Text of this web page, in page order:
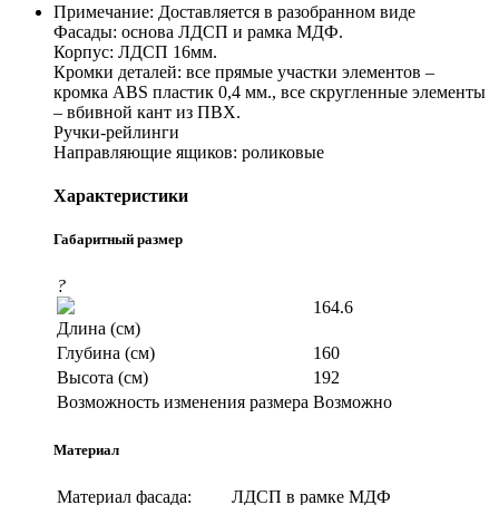
Примечание: Доставляется в разобранном виде
Фасады: основа ЛДСП и рамка МДФ.
Корпус: ЛДСП 16мм.
Кромки деталей: все прямые участки элементов –
кромка ABS пластик 0,4 мм., все скругленные элементы
– вбивной кант из ПВХ.
Ручки-рейлинги
Направляющие ящиков: роликовые
Характеристики
Габаритный размер
?
Длина (см)
164.6
Глубина (см)
160
Высота (см)
192
Возможность изменения размера Возможно
Материал
Материал фасада:
ЛДСП в рамке МДФ